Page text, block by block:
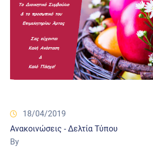
18/04/2019
Ανακοινώσεις - Δελτία Τύπου
By